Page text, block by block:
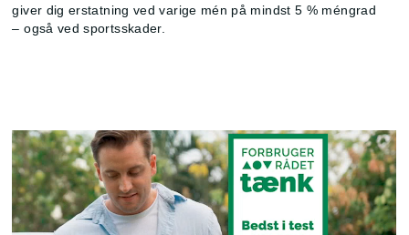
giver dig erstatning ved varige mén på mindst 5 % méngrad
– også ved sportsskader.